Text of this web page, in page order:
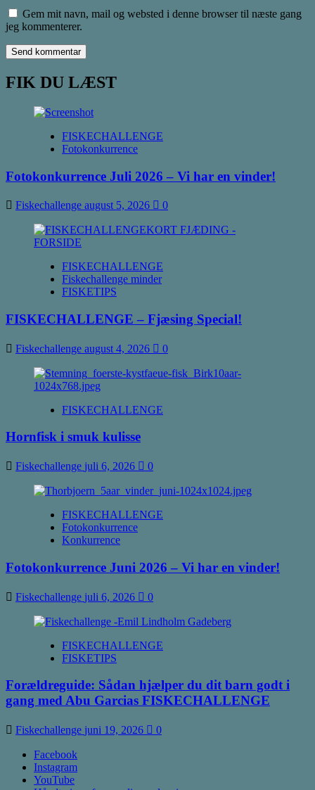
Gem mit navn, mail og websted i denne browser til næste gang
jeg kommenterer.
FIK DU LÆST
FISKECHALLENGE
Fotokonkurrence
Fotokonkurrence Juli 2026 – Vi har en vinder!
Fiskechallenge august 5, 2026 0
FISKECHALLENGE
Fiskechallenge minder
FISKETIPS
FISKECHALLENGE – Fjæsing Special!
Fiskechallenge august 4, 2026 0
FISKECHALLENGE
Hornfisk i smuk kulisse
Fiskechallenge juli 6, 2026 0
FISKECHALLENGE
Fotokonkurrence
Konkurrence
Fotokonkurrence Juni 2026 – Vi har en vinder!
Fiskechallenge juli 6, 2026 0
FISKECHALLENGE
FISKETIPS
Forældreguide: Sådan hjælper du dit barn godt i
gang med Abu Garcias FISKECHALLENGE
Fiskechallenge juni 19, 2026 0
Facebook
Instagram
YouTube